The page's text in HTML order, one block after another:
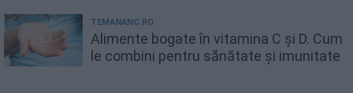
TEMANANC.RO
Alimente bogate în vitamina C și D. Cum
le combini pentru sănătate și imunitate